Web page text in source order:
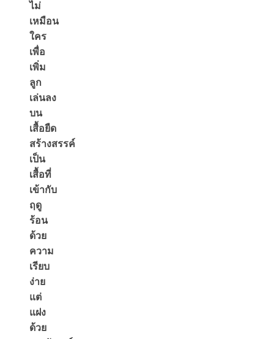
ไม่
เหมือน
ใคร
เพื่อ
เพิ่ม
ลูก
เล่นลง
บน
เสื้อยืด
สร้างสรรค์
เป็น
เสื้อที่
เข้ากับ
ฤดู
ร้อน
ด้วย
ความ
เรียบ
ง่าย
แต่
แฝง
ด้วย